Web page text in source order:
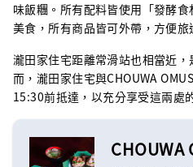
味飯糰。所有配料皆使用「發酵
美食，所有商品皆可外帶，方便旅
瀧田家住宅距離常滑站也相當近
而，瀧田家住宅與CHOUWA
15:30前抵達，以充分享受這兩處
CHOUWA